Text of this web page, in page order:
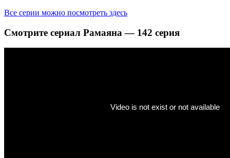
Все серии можно посмотреть здесь
Смотрите сериал Рамаяна — 142 серия